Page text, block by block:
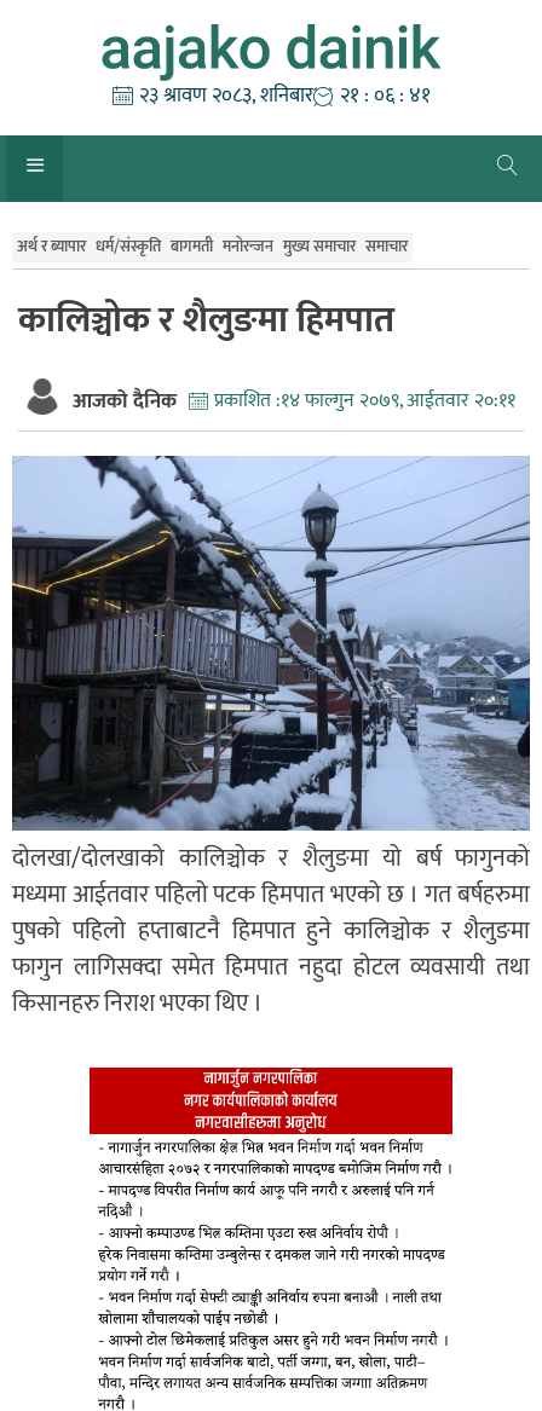
२३ श्रावण २०८३, शनिबार २१ : ०६ : ४२
अर्थ र ब्यापार धर्म/संस्कृति बागमती मनोरन्जन मुख्य समाचार समाचार
कालिञ्चोक र शैलुङमा हिमपात
आजको दैनिक प्रकाशित :१४ फाल्गुन २०७९, आईतवार २०:११
दोलखा/दोलखाको कालिञ्चोक र शैलुङमा यो बर्ष फागुनको
मध्यमा आईतवार पहिलो पटक हिमपात भएको छ । गत बर्षहरुमा
पुषको पहिलो हप्ताबाटनै हिमपात हुने कालिञ्चोक र शैलुङमा
फागुन लागिसक्दा समेत हिमपात नहुदा होटल व्यवसायी तथा
किसानहरु निराश भएका थिए ।